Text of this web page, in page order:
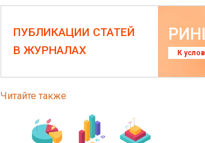
ПУБЛИКАЦИИ СТАТЕЙ
В ЖУРНАЛАХ
К
Читайте также